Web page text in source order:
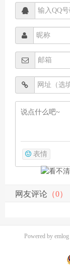
表情
网友评论 （0）
Powered by emlog